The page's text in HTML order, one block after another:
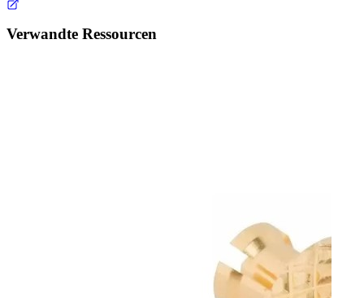
Verwandte Ressourcen